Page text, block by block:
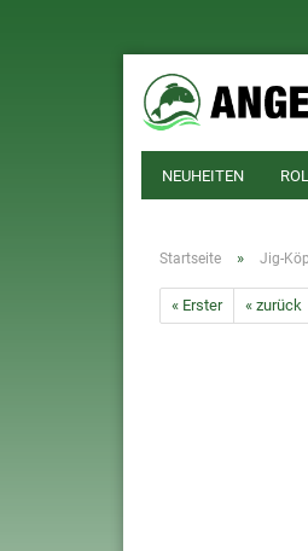
NEUHEITEN
Startseite » Jig-
« Erster « zurück